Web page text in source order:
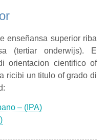
enseñansa superior riba
(tertiar onderwijs). E
orientacion cientifico of
ricibi un titulo of grado di
– (IPA)